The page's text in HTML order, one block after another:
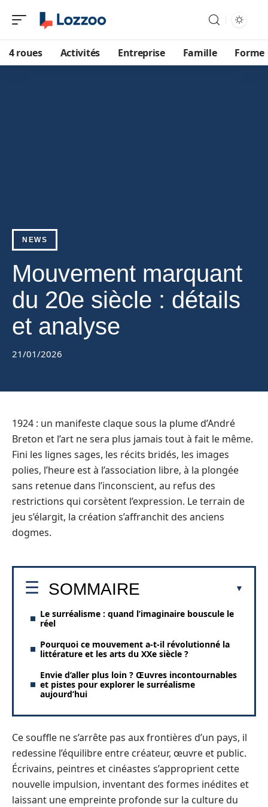
4 roues Activités Entreprise Famille Forme
NEWS
Mouvement marquant
du 20e siècle : détails
et analyse
21/01/2026
1924 : un manifeste claque sous la plume d’André
Breton et l’art ne sera plus jamais tout à fait le même.
Fini les lignes sages, les récits bridés, les images
polies, l’heure est à l’association libre, à la plongée
sans retenue dans l’inconscient, au refus des
restrictions qui corsètent l’expression. Le terrain de
jeu s’élargit, la création s’affranchit des anciens
dogmes.
SOMMAIRE
Le surréalisme : quand l’imaginaire bouscule le
réel
Pourquoi ce mouvement a-t-il révolutionné la
littérature et les arts du XXe siècle ?
Envie d’aller plus loin ? Œuvres incontournables
et pistes pour explorer le surréalisme
aujourd’hui
Ce souffle ne s’arrête pas aux frontières d’un pays, il
redessine l’équilibre entre créateur, œuvre et public.
Écrivains, peintres et cinéastes s’approprient cette
nouvelle impulsion, inventant des formes inédites et
laissant une empreinte profonde sur la culture du